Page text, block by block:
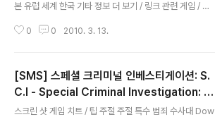
본 유럽 세계 한국 기타 정보 더 보기 / 링크 관련 게임 / 다
2 - 브루탈 디럭스 : Speed Ball 2 - Brutal Deluxe [세
0 0 2010. 3. 13.
[SMS] 스페셜 크리미널 인베스티게이션: S.
C.I - Special Criminal Investigation: S.
C.I.
스크린 샷 게임 치트 / 팁 주절 주절 특수 범죄 수사대 Dow